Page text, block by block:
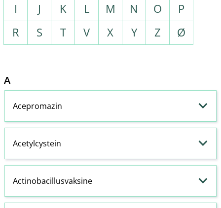
I
J K L M N O
P
R
S T V X Y Z Ø
A
Acepromazin
Acetylcystein
Actinobacillusvaksine